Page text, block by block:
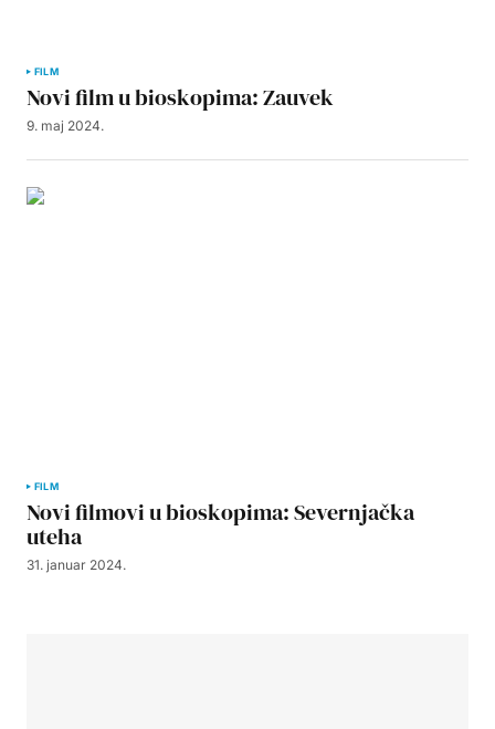
FILM
Novi film u bioskopima: Zauvek
9. maj 2024.
FILM
Novi filmovi u bioskopima: Severnjačka
uteha
31. januar 2024.